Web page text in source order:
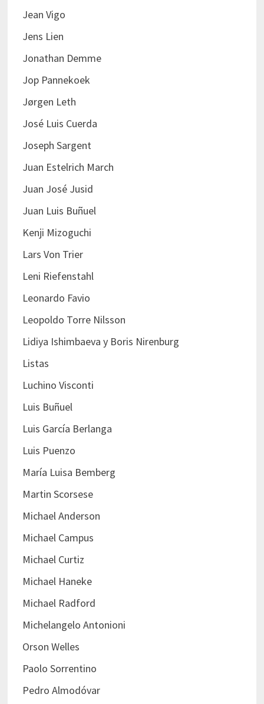
Jean Vigo
Jens Lien
Jonathan Demme
Jop Pannekoek
Jørgen Leth
José Luis Cuerda
Joseph Sargent
Juan Estelrich March
Juan José Jusid
Juan Luis Buñuel
Kenji Mizoguchi
Lars Von Trier
Leni Riefenstahl
Leonardo Favio
Leopoldo Torre Nilsson
Lidiya Ishimbaeva y Boris Nirenburg
Listas
Luchino Visconti
Luis Buñuel
Luis García Berlanga
Luis Puenzo
María Luisa Bemberg
Martin Scorsese
Michael Anderson
Michael Campus
Michael Curtiz
Michael Haneke
Michael Radford
Michelangelo Antonioni
Orson Welles
Paolo Sorrentino
Pedro Almodóvar